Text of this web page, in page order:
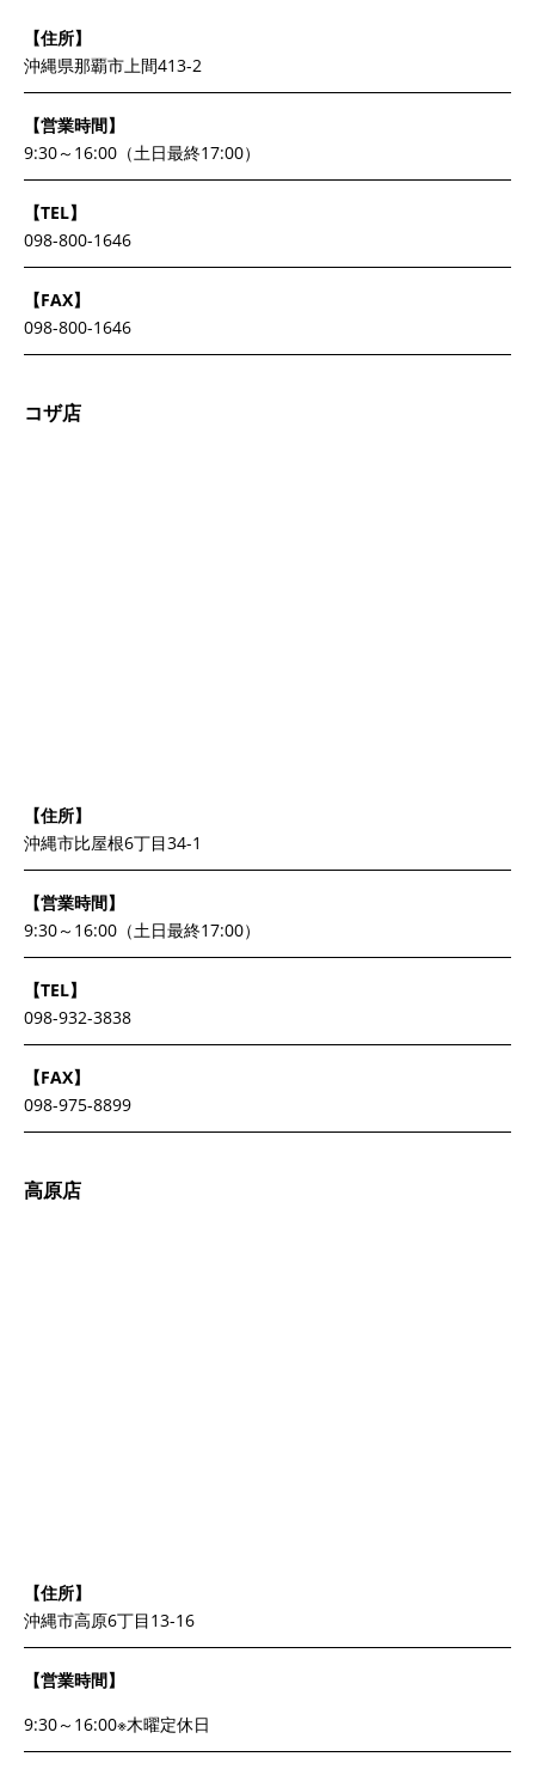
【住所】
沖縄県那覇市上間413-2
【営業時間】
9:30～16:00（土日最終17:00）
【TEL】
098-800-1646
【FAX】
098-800-1646
コザ店
【住所】
沖縄市比屋根6丁目34-1
【営業時間】
9:30～16:00（土日最終17:00）
【TEL】
098-932-3838
【FAX】
098-975-8899
高原店
【住所】
沖縄市高原6丁目13-16
【営業時間】
9:30～16:00※木曜定休日